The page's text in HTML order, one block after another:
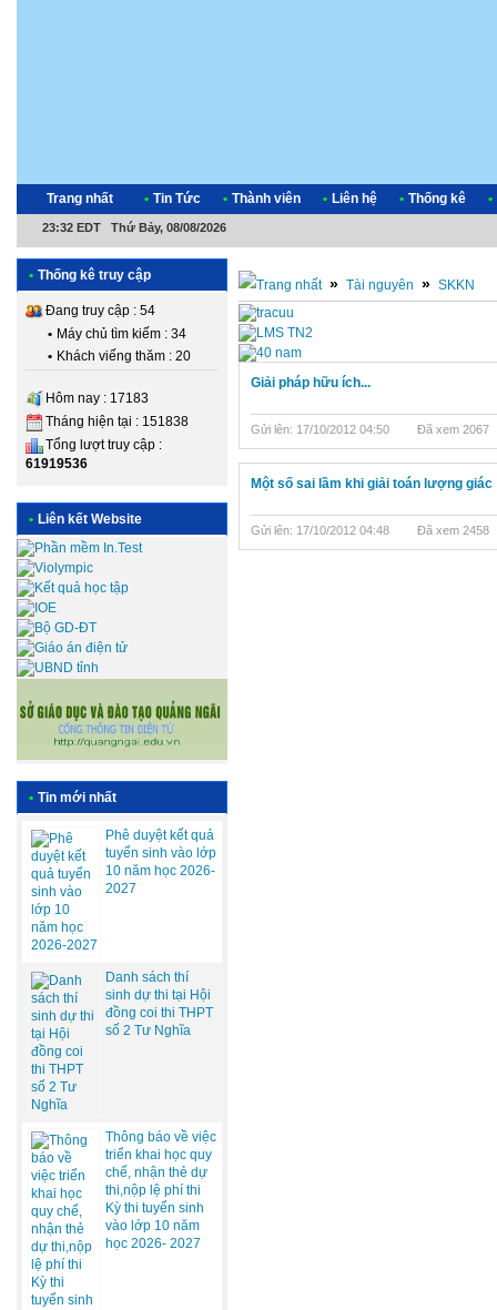
Trang nhất • Tin Tức • Thành viên • Liên hệ • Thống kê •
23:32 EDT Thứ Bảy, 08/08/2026
• Thống kê truy cập
Đang truy cập : 54
• Máy chủ tìm kiếm : 34
• Khách viếng thăm : 20
Hôm nay : 17183
Tháng hiện tại : 151838
Tổng lượt truy cập :
61919536
• Liên kết Website
• Tin mới nhất
Phê duyệt kết quả
tuyển sinh vào lớp
10 năm học 2026-
2027
Danh sách thí
sinh dự thi tại Hội
đồng coi thi THPT
số 2 Tư Nghĩa
Thông báo về việc
triển khai học quy
chế, nhận thẻ dự
thi,nộp lệ phí thi
Kỳ thi tuyển sinh
vào lớp 10 năm
học 2026- 2027
» Tài nguyên » SKKN
Giải pháp hữu ích...
Gửi lên: 17/10/2012 04:50 Đã xem 2067
Một số sai lầm khi giải toán lượng giác
Gửi lên: 17/10/2012 04:48 Đã xem 2458